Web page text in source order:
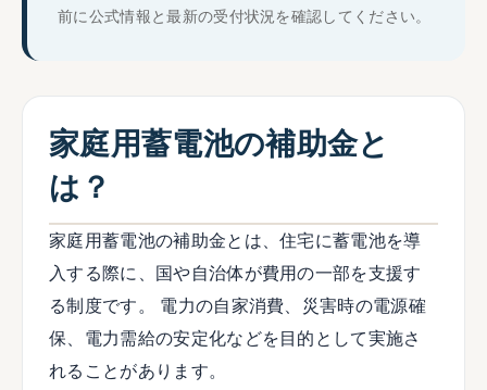
前に公式情報と最新の受付状況を確認してください。
家庭用蓄電池の補助金と
は？
家庭用蓄電池の補助金とは、住宅に蓄電池を導
入する際に、国や自治体が費用の一部を支援す
る制度です。 電力の自家消費、災害時の電源確
保、電力需給の安定化などを目的として実施さ
れることがあります。